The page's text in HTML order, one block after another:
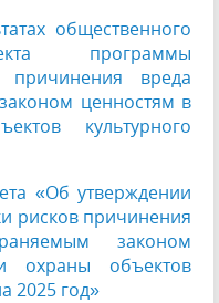
общественного
программы
причинения вреда
ценностям в
культурного
«Об утверждении
рисков причинения
законом
охраны объектов
2025 год»